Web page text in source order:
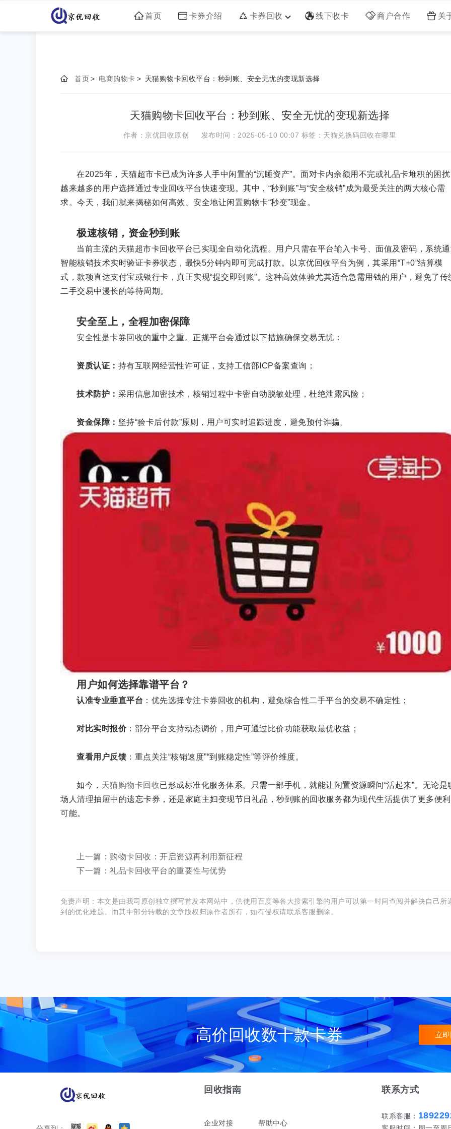
首页 卡券介绍 卡券回收 线下收卡 商户合作 关
首页> 电商购物卡 > 天猫购物卡回收平台：秒到账、安全无忧的变现新选择
天猫购物卡回收平台：秒到账、安全无忧的变现新选择
作者：京优回收原创 发布时间：2025-05-10 00:07 标签：天猫兑换码回收在哪里
在2025年，天猫超市卡已成为许多人手中闲置的“沉睡资产”。面对卡内余额用不完或礼品卡堆积的困扰
越来越多的用户选择通过专业回收平台快速变现。其中，“秒到账”与“安全核销”成为最受关注的两大核心需
求。今天，我们就来揭秘如何高效、安全地让闲置购物卡“秒变”现金。
极速核销，资金秒到账
当前主流的天猫超市卡回收平台已实现全自动化流程。用户只需在平台输入卡号、面值及密码，系统
智能核销技术实时验证卡券状态，最快5分钟内即可完成打款。以京优回收平台为例，其采用“T+0”结算模
式，款项直达支付宝或银行卡，真正实现“提交即到账”。这种高效体验尤其适合急需用钱的用户，避免了传
二手交易中漫长的等待周期。
安全至上，全程加密保障
安全性是卡券回收的重中之重。正规平台会通过以下措施确保交易无忧：
资质认证： 持有互联网经营性许可证，支持工信部ICP备案查询；
技术防护： 采用信息加密技术，核销过程中卡密自动脱敏处理，杜绝泄露风险；
资金保障： 坚持“验卡后付款”原则，用户可实时追踪进度，避免预付诈骗。
用户如何选择靠谱平台？
认准专业垂直平台 ：优先选择专注卡券回收的机构，避免综合性二手平台的交易不确定性；
对比实时报价：部分平台支持动态调价，用户可通过比价功能获取最优收益；
查看用户反馈 ：重点关注“核销速度”“到账稳定性”等评价维度。
如今， 天猫购物卡回收已形成标准化服务体系。只需一部手机，就能让闲置资源瞬间“活起来”。无论是
场人清理抽屉中的遗忘卡券，还是家庭主妇变现节日礼品，秒到账的回收服务都为现代生活提供了更多便
可能。
上一篇：购物卡回收：开启资源再利用新征程
下一篇：礼品卡回收平台的重要性与优势
免责声明：本文是由我司原创独立撰写首发本网站中，供使用百度等各大搜索引擎的用户可以第一时间查阅并解决自己所
到的优化难题。而其中部分转载的文章版权归原作者所有，如有侵权请联系客服删除。
高价回收数十款卡券 立
回收指南
企业对接 帮助中心
联系方式
联系客服：